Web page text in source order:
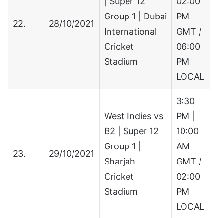
22. 28/10/2021
Group 1 | Dubai
International
Cricket
Stadium
PM
GMT /
06:00
PM
LOCAL
23. 29/10/2021
West Indies vs
B2 | Super 12
Group 1 |
Sharjah
Cricket
Stadium
3:30
PM |
10:00
AM
GMT /
02:00
PM
LOCAL